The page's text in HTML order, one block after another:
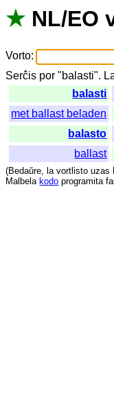
★ NL/EO
Vorto:
Serĉis por "balasti".
balasti
met ballast beladen
balasto
ballast
(Bedaŭre, la vortlisto uzas
Malbela kodo programita